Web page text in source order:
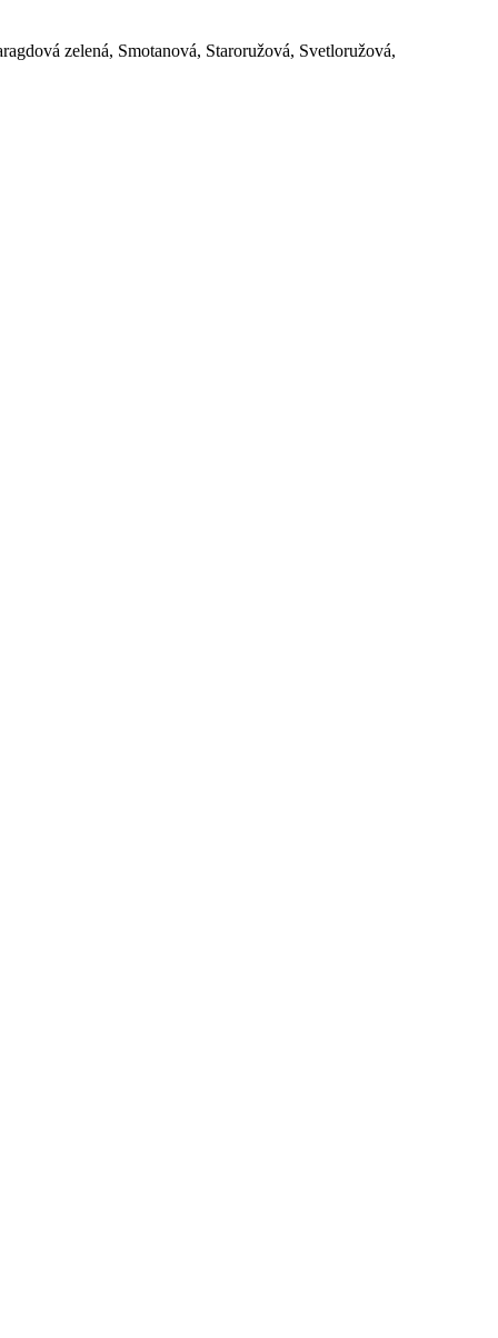
zelená, Smotanová, Staroružová, Svetloružová,